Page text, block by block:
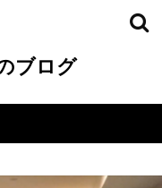
ブログ